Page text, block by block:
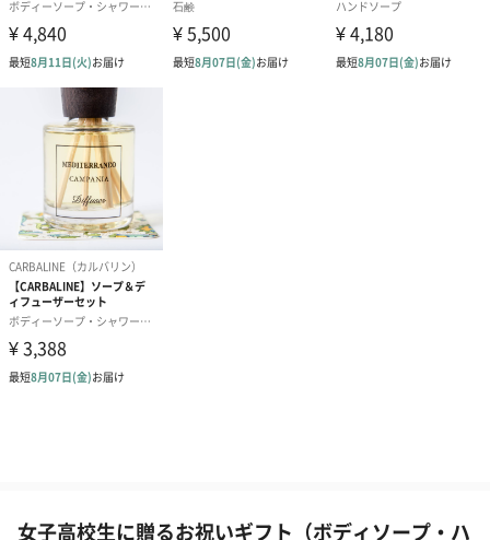
女子高校生に贈るお祝いギフト（ボディソープ・ハ